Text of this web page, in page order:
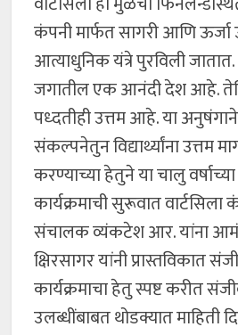
कंपनी मार्फत सागरी आणि ऊर्जा
आत्याधुनिक यंत्रे पुरविली
जगातील एक आनंदी देश आहे.
पध्दतीही उत्तम आहे. या
संकल्पनेतुन विद्यार्थ्यांना उत्तम
करण्याच्या हेतुने या चालु
कार्यक्रमाची सुरूवात
संचालक व्यंकटेश आर. यांना
क्षिरसागर यांनी प्रास्तविकात
कार्यक्रमाचा हेतु स्पष्ट करीत
उलब्धींबाबत थोडक्यात माहिती